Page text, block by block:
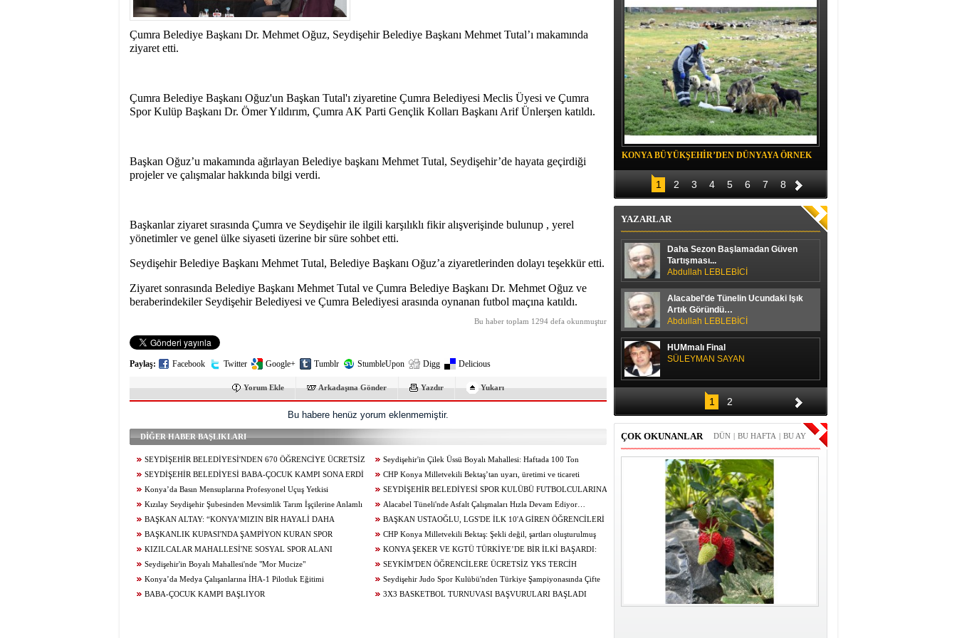
- Seydişehir'in Boyalı Mahallesi'nde "Mor Mucize"
Çumra Belediye Başkanı Dr. Mehmet Oğuz, Seydişehir Belediye Başkanı Mehmet Tutal’ı makamında
ziyaret etti.
Çumra Belediye Başkanı Oğuz'un Başkan Tutal'ı ziyaretine Çumra Belediyesi Meclis Üyesi ve Çumra
Spor Kulüp Başkanı Dr. Ömer Yıldırım, Çumra AK Parti Gençlik Kolları Başkanı Arif Ünlerşen katıldı.
Başkan Oğuz’u makamında ağırlayan Belediye başkanı Mehmet Tutal, Seydişehir’de hayata geçirdiği
projeler ve çalışmalar hakkında bilgi verdi.
Başkanlar ziyaret sırasında Çumra ve Seydişehir ile ilgili karşılıklı fikir alışverişinde bulunup , yerel
yönetimler ve genel ülke siyaseti üzerine bir süre sohbet etti.
Seydişehir Belediye Başkanı Mehmet Tutal, Belediye Başkanı Oğuz’a ziyaretlerinden dolayı teşekkür etti.
Ziyaret sonrasında Belediye Başkanı Mehmet Tutal ve Çumra Belediye Başkanı Dr. Mehmet Oğuz ve
beraberindekiler Seydişehir Belediyesi ve Çumra Belediyesi arasında oynanan futbol maçına katıldı.
Bu haber toplam 1294 defa okunmuştur
Paylaş: Facebook Twitter Google+ Tumblr StumbleUpon Digg Delicious
Yorum Ekle Arkadaşına Gönder Yazdır Yukarı
Bu habere henüz yorum eklenmemiştir.
DİĞER HABER BAŞLIKLARI
SEYDİŞEHİR BELEDİYESİ'NDEN 670 ÖĞRENCİYE ÜCRETSİZ
TERCİH DANIŞMANLIĞI
Seydişehir'in Çilek Üssü Boyalı Mahallesi: Haftada 100 Ton
Üretim...
SEYDİŞEHİR BELEDİYESİ BABA-ÇOCUK KAMPI SONA ERDİ
CHP Konya Milletvekili Bektaş’tan uyarı, üretimi ve ticareti
canlandıracak adımlar gecikmeden atılmalıdır
Konya’da Basın Mensuplarına Profesyonel Uçuş Yetkisi
SEYDİŞEHİR BELEDİYESİ SPOR KULÜBÜ FUTBOLCULARINA
BAŞAKŞEHİR ‘DEN DAVET
Kızılay Seydişehir Şubesinden Mevsimlik Tarım İşçilerine Anlamlı
Ziyaret
Alacabel Tüneli'nde Asfalt Çalışmaları Hızla Devam Ediyor…
BAŞKAN ALTAY: “KONYA’MIZIN BİR HAYALİ DAHA
GERÇEKLEŞİYOR. AĞIR BAKIM'DA BÜYÜK TAŞINMA BAŞLADI”
BAŞKAN USTAOĞLU, LGS'DE İLK 10'A GİREN ÖĞRENCİLERİ
ÖDÜLLENDİRDİ
BAŞKANLIK KUPASI'NDA ŞAMPİYON KURAN SPOR
CHP Konya Milletvekili Bektaş: Şekli değil, şartları oluşturulmuş
bir öğrenci affı istiyoruz
KIZILCALAR MAHALLESİ'NE SOSYAL SPOR ALANI
KAZANDIRILDI
KONYA ŞEKER VE KGTÜ TÜRKİYE’DE BİR İLKİ BAŞARDI:
Seydişehir'in Boyalı Mahallesi'nde "Mor Mucize"
SEYKİM'DEN ÖĞRENCİLERE ÜCRETSİZ YKS TERCİH
DANIŞMANLIĞI
Konya’da Medya Çalışanlarına İHA-1 Pilotluk Eğitimi
Seydişehir Judo Spor Kulübü'nden Türkiye Şampiyonasında Çifte
Madalya
BABA-ÇOCUK KAMPI BAŞLIYOR 3X3 BASKETBOL TURNUVASI BAŞVURULARI BAŞLADI
KONYA BÜYÜKŞEHİR’DEN DÜNYAYA ÖRNEK
PROJE
1 2 3 4 5 6 7 8
YAZARLAR
Daha Sezon Başlamadan Güven
Tartışması...
Abdullah LEBLEBİCİ
Alacabel'de Tünelin Ucundaki Işık
Artık Göründü…
Abdullah LEBLEBİCİ
HUMmalı Final
SÜLEYMAN SAYAN
SPOR SOHBETİ
H. Yüksel GÜLAY
1 2
ÇOK OKUNANLAR BU AY
|
BU HAFTA
|
DÜN